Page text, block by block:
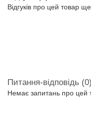
Відгуків про цей товар
Питання-відповідь (0)
Немає запитань про цей